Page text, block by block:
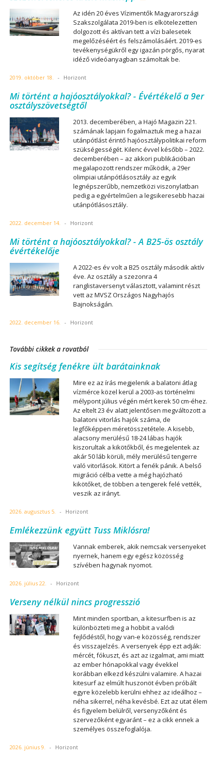
Az idén 20 éves Vízimentők Magyarországi
Szakszolgálata 2019-ben is elkötelezetten
dolgozott és aktívan tett a vízi balesetek
megelőzéséért és felszámolásáért. 2019-es
tevékenységükről egy igazán pörgős, nyarat
idéző videóanyagban számoltak be.
2019. október 18. - Horizont
Mi történt a hajóosztályokkal? - Évértékelő a 9er
osztályszövetségtől
2013. decemberében, a Hajó Magazin 221.
számának lapjain fogalmaztuk meg a hazai
utánpótlást érintő hajóosztálypolitikai reform
szükségességét. Kilenc évvel később – 2022.
decemberében – az akkori publikációban
megalapozott rendszer működik, a 29er
olimpiai utánpótlásosztály az egyik
legnépszerűbb, nemzetközi viszonylatban
pedig a egyértelműen a legsikeresebb hazai
utánpótlásosztály.
2022. december 14. - Horizont
Mi történt a hajóosztályokkal? - A B25-ös osztály
évértékelője
A 2022-es év volt a B25 osztály második aktív
éve. Az osztály a szezonra 4
ranglistaversenyt választott, valamint részt
vett az MVSZ Országos Nagyhajós
Bajnokságán.
2022. december 16. - Horizont
További cikkek a rovatból
Kis segítség fenékre ült barátainknak
Mire ez az írás megjelenik a balatoni átlag
vízmérce közel kerül a 2003-as történelmi
mélypont július végén mért kerek 50 cm-éhez.
Az eltelt 23 év alatt jelentősen megváltozott a
balatoni vitorlás hajók száma, de
legfőképpen méretösszetétele. A kisebb,
alacsony merülésű 18-24 lábas hajók
kiszorultak a kikötőkből, és megjelentek az
akár 50 láb körüli, mély merülésű tengerre
való vitorlások. Kitört a fenék pánik. A belső
migráció célba vette a még hajózható
kikötőket, de többen a tengerek felé vették,
veszik az irányt.
2026. augusztus 5. - Horizont
Emlékezzünk együtt Tuss Miklósra!
Vannak emberek, akik nemcsak versenyeket
nyernek, hanem egy egész közösség
szívében hagynak nyomot.
2026. július 22. - Horizont
Verseny nélkül nincs progresszió
Mint minden sportban, a kitesurfben is az
különbözteti meg a hobbit a valódi
fejlődéstől, hogy van-e közösség, rendszer
és visszajelzés. A versenyek épp ezt adják:
mércét, fókuszt, és azt az izgalmat, ami miatt
az ember hónapokkal vagy évekkel
korábban elkezd készülni valamire. A hazai
kitesurf az elmúlt huszonöt évben próbált
egyre közelebb kerülni ehhez az ideálhoz –
néha sikerrel, néha kevésbé. Ezt az utat élem
és figyelem belülről, versenyzőként és
szervezőként egyaránt – ez a cikk ennek a
személyes összefoglalója.
2026. június 9. - Horizont